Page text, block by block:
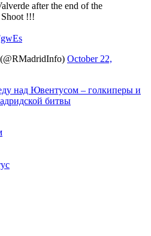
after the end of the
!!!
October 22,
над Ювентусом – голкиперы и
битвы